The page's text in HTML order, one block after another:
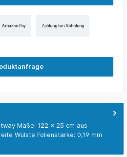
Amazon Pay Zahlung bei Abholung
Maße: 122 x 25 cm aus
Wülste Folienstärke: 0,19 mm